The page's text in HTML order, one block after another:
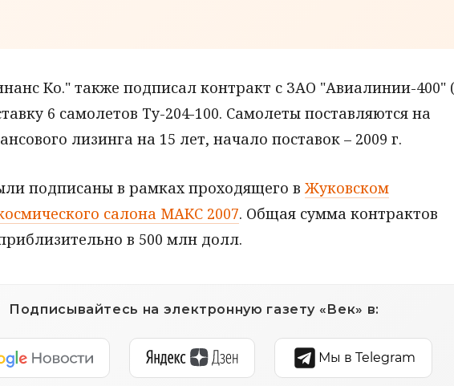
Ко." также подписал контракт с ЗАО "Авиалинии-400"
6 самолетов Ту-204-100. Самолеты поставляются на
лизинга на 15 лет, начало поставок – 2009 г.
подписаны в рамках проходящего в Жуковском
салона МАКС 2007. Общая сумма контрактов
в 500 млн долл.
Подписывайтесь на электронную газету «Век» в:
Мы в Telegram